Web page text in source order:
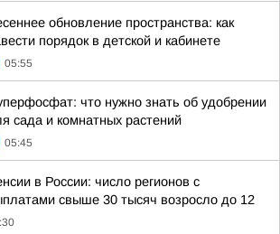
обновление пространства: как
порядок в детской и кабинете
05:55
что нужно знать об удобрении
сада и комнатных растений
05:45
в России: число регионов с
свыше 30 тысяч возросло до 12